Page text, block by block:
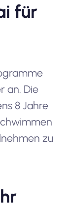
für
an. Die
8 Jahre
zu